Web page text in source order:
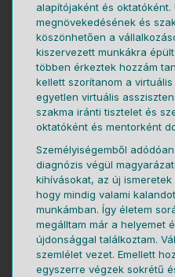
alapítójaként és oktatóként.
megnövekedésének és
köszönhetően a
kiszervezett munkákra
többen érkeztek hozzám
kellett szorítanom a
egyetlen virtuális
szakma iránti tisztelet és
oktatóként és mentorként
Személyiségemből
diagnózis végül
kihívásokat, az új
hogy mindig valami
munkámban. Így életem
megálltam már a helyemet
újdonsággal találkoztam.
szemlélet vezet. Emellett
egyszerre végzek sokrétű